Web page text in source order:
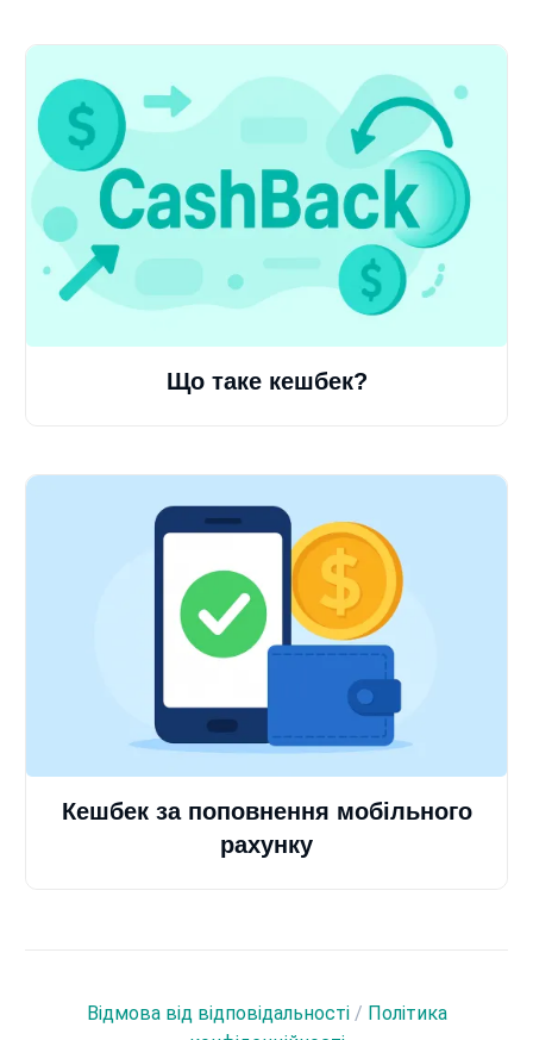
Що таке кешбек?
Кешбек за поповнення мобільного
рахунку
Відмова від відповідальності/ Політика